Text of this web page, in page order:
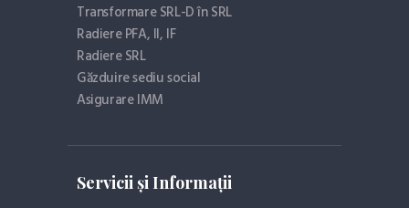
Transformare SRL-D în SRL
Radiere PFA, II, IF
Radiere SRL
Găzduire sediu social
Asigurare IMM
Servicii și Informații